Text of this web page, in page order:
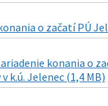
o začatí PÚ
konania o
k.ú. Jelenec (1,4 MB)